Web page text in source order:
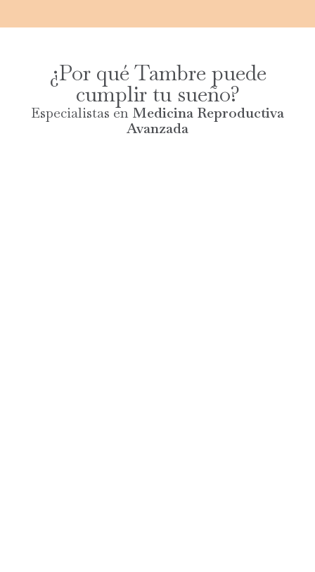
¿Por qué Tambre puede
cumplir tu sueño?
Especialistas en Medicina Reproductiva
Avanzada